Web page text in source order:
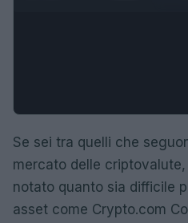
Se sei tra quelli che
mercato delle
notato quanto sia difficile
asset come Crypto.com